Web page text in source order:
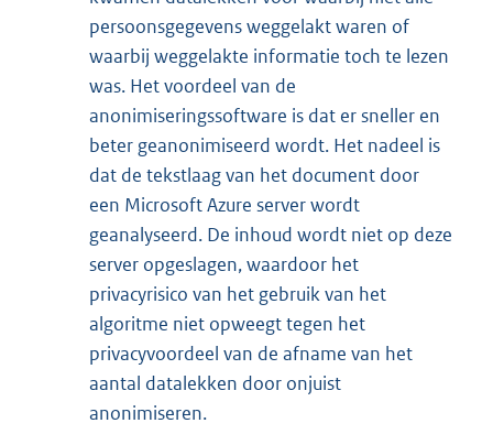
persoonsgegevens weggelakt waren of
waarbij weggelakte informatie toch te lezen
was. Het voordeel van de
anonimiseringssoftware is dat er sneller en
beter geanonimiseerd wordt. Het nadeel is
dat de tekstlaag van het document door
een Microsoft Azure server wordt
geanalyseerd. De inhoud wordt niet op deze
server opgeslagen, waardoor het
privacyrisico van het gebruik van het
algoritme niet opweegt tegen het
privacyvoordeel van de afname van het
aantal datalekken door onjuist
anonimiseren.